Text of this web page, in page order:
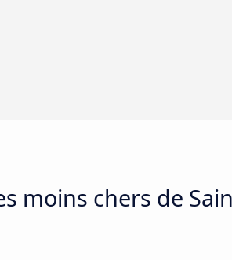
moins chers de